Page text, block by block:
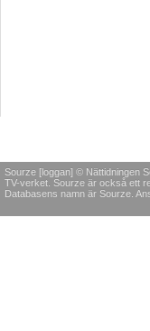
Sourze [loggan] © Nättidningen
TV-verket. Sourze är också ett
Databasens namn är Sourze.